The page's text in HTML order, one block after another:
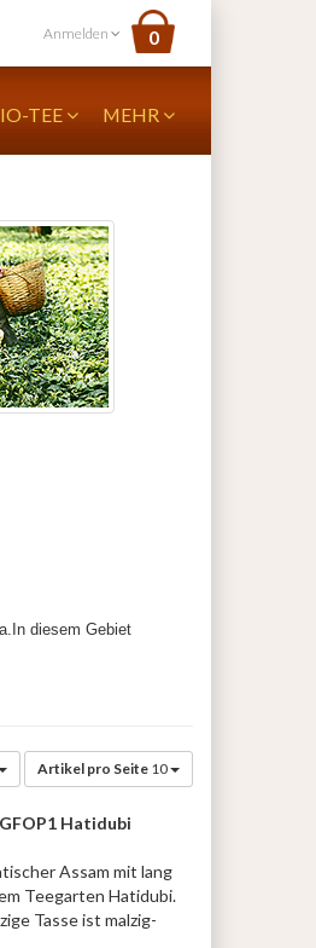
Anmelden 0
TEE MEHR
diesem Gebiet
Artikel pro Seite 10
Hatidubi
Assam mit lang
Teegarten Hatidubi.
Tasse ist malzig-